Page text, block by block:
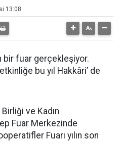
13:08
bir fuar gerçekleşiyor.
bu yıl Hakkâri’ de
ve Kadın
Fuar Merkezinde
Fuarı yılın son